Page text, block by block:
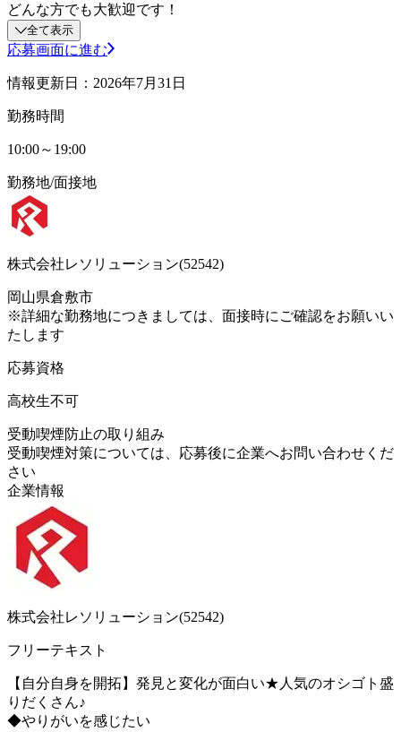
どんな方でも大歓迎です！
全て表示
応募画面に進む
情報更新日：2026年7月31日
勤務時間
10:00～19:00
勤務地/面接地
株式会社レソリューション(52542)
岡山県倉敷市
※詳細な勤務地につきましては、面接時にご確認をお願いい
たします
応募資格
高校生不可
受動喫煙防止の取り組み
受動喫煙対策については、応募後に企業へお問い合わせくだ
さい
企業情報
株式会社レソリューション(52542)
フリーテキスト
【自分自身を開拓】発見と変化が面白い★人気のオシゴト盛
りだくさん♪
◆やりがいを感じたい